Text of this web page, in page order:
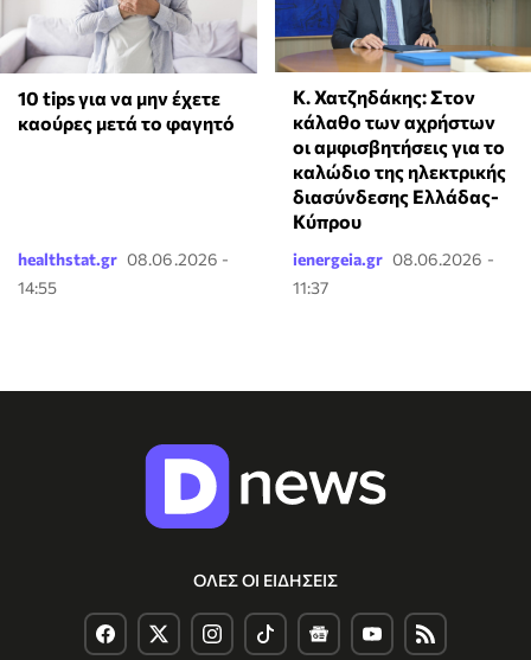
10 tips για να μην έχετε
καούρες μετά το φαγητό
healthstat.gr 08.06.2026 -
14:55
Κ. Χατζηδάκης: Στον
κάλαθο των αχρήστων
οι αμφισβητήσεις για το
καλώδιο της ηλεκτρικής
διασύνδεσης Ελλάδας-
Κύπρου
ienergeia.gr 08.06.2026 -
11:37
ΟΛΕΣ ΟΙ ΕΙΔΗΣΕΙΣ